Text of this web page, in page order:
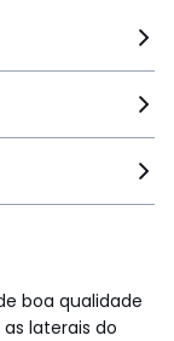
boa qualidade
laterais do